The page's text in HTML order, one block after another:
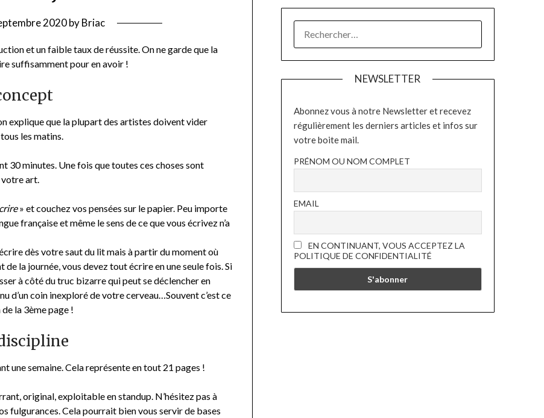
2020byBriac
et un faible taux de réussite. On ne garde que la
suffisamment pour en avoir !
explique que la plupart des artistes doivent vider
les matins.
30 minutes. Une fois que toutes ces choses sont
votre art.
» et couchez vos pensées sur le papier. Peu importe
française et même le sens de ce que vous écrivez n’a
dès votre saut du lit mais à partir du moment où
la journée, vous devez tout écrire en une seule fois. Si
à côté du truc bizarre qui peut se déclencher en
d’un coin inexploré de votre cerveau…Souvent c’est ce
la 3ème page !
une semaine. Cela représente en tout 21 pages !
original, exploitable en standup. N’hésitez pas à
fulgurances. Cela pourrait bien vous servir de bases
NEWSLETTER
Abonnez vous à notre Newsletter et recevez
régulièrement les derniers articles et infos sur
votre boite mail.
PRÉNOM OU NOM COMPLET
EMAIL
EN CONTINUANT, VOUS ACCEPTEZ LA
POLITIQUE DE CONFIDENTIALITÉ